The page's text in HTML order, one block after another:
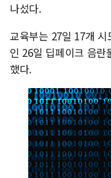
나섰다.
교육부는 27일 17개
인 26일 딥페이크 음
했다.